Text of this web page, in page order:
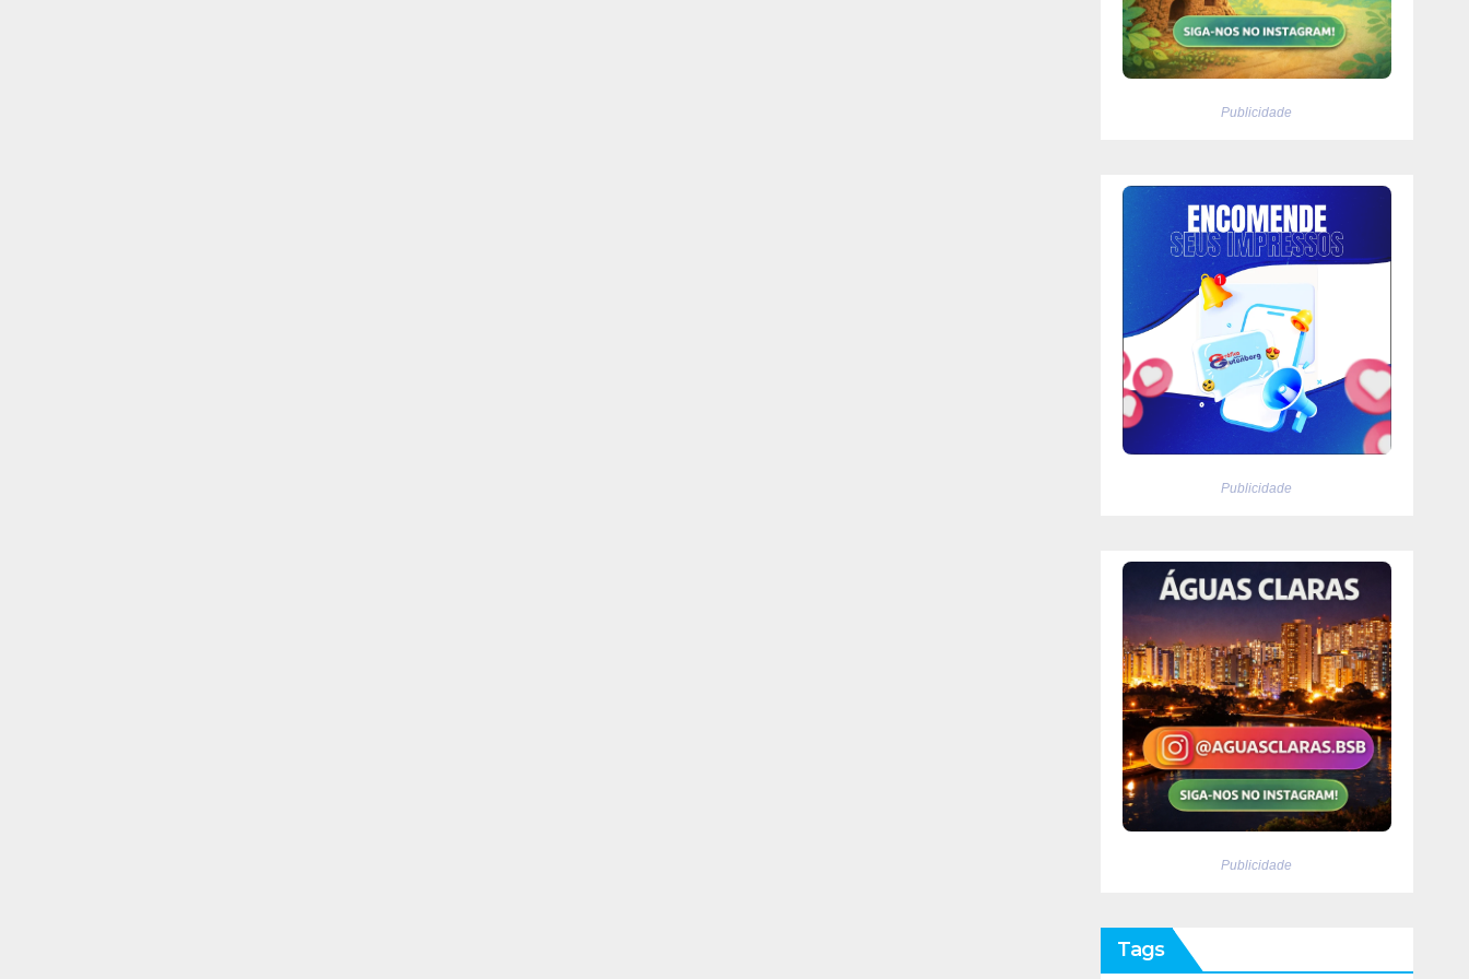
Publicidade
Publicidade
Publicidade
Tags